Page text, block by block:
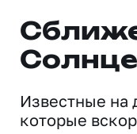
Известные на
которые